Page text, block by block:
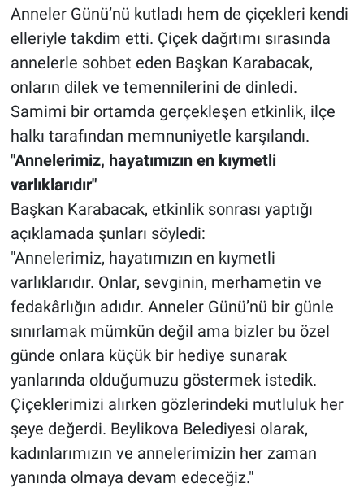
Anneler Günü’nü kutladı hem de çiçekleri kendi
elleriyle takdim etti. Çiçek dağıtımı sırasında
annelerle sohbet eden Başkan Karabacak,
onların dilek ve temennilerini de dinledi.
Samimi bir ortamda gerçekleşen etkinlik, ilçe
halkı tarafından memnuniyetle karşılandı.
"Annelerimiz, hayatımızın en kıymetli
varlıklarıdır"
Başkan Karabacak, etkinlik sonrası yaptığı
açıklamada şunları söyledi:
"Annelerimiz, hayatımızın en kıymetli
varlıklarıdır. Onlar, sevginin, merhametin ve
fedakârlığın adıdır. Anneler Günü’nü bir günle
sınırlamak mümkün değil ama bizler bu özel
günde onlara küçük bir hediye sunarak
yanlarında olduğumuzu göstermek istedik.
Çiçeklerimizi alırken gözlerindeki mutluluk her
şeye değerdi. Beylikova Belediyesi olarak,
kadınlarımızın ve annelerimizin her zaman
yanında olmaya devam edeceğiz."